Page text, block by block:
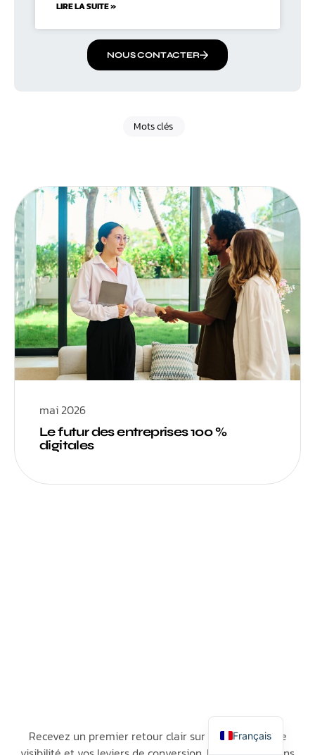
LIRE LA SUITE »
NOUS CONTACTER
Mots clés
mai 2026
Le futur des entreprises 100 %
digitales
Recevez un premier retour clair sur votre site, votre
Français